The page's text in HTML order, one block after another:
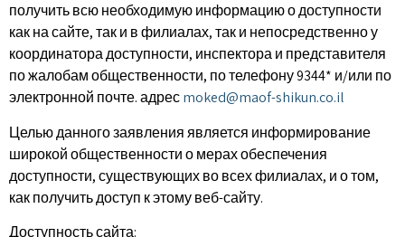
получить всю необходимую информацию о доступности
как на сайте, так и в филиалах, так и непосредственно у
координатора доступности, инспектора и представителя
по жалобам общественности, по телефону 9344* и/или по
электронной почте. адресmoked@maof-shikun.co.il
Целью данного заявления является информирование
широкой общественности о мерах обеспечения
доступности, существующих во всех филиалах, и о том,
как получить доступ к этому веб-сайту.
Доступность сайта: